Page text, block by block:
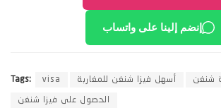
إنضم إلينا على واتساب
Tags: visa أسهل فيزا شنغن للمغاربة شنغن
الحصول على فيزا شنغن